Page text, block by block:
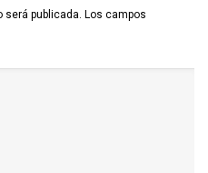
será publicada. Los campos